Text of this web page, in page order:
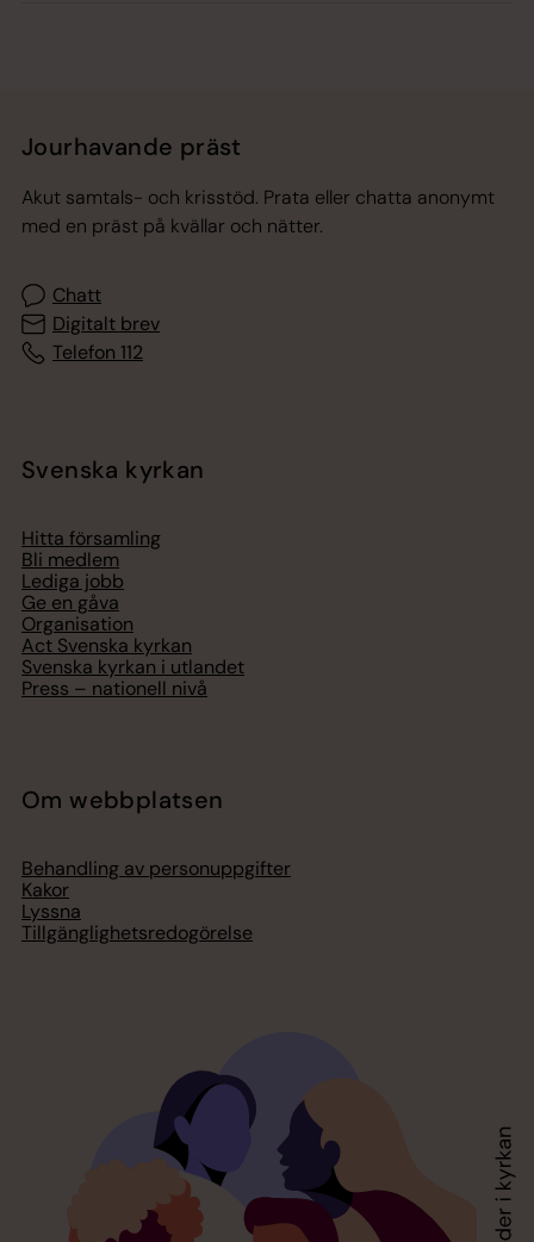
Jourhavande präst
Akut samtals- och krisstöd. Prata eller chatta anonymt
med en präst på kvällar och nätter.
Chatt
Digitalt brev
Telefon 112
Svenska kyrkan
Hitta församling
Bli medlem
Lediga jobb
Ge en gåva
Organisation
Act Svenska kyrkan
Svenska kyrkan i utlandet
Press – nationell nivå
Om webbplatsen
Behandling av personuppgifter
Kakor
Lyssna
Tillgänglighetsredogörelse